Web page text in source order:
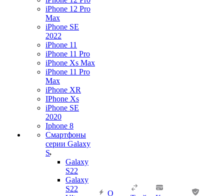
iPhone 12 Pro
Max
iPhone SE
2022
iPhone 11
iPhone 11 Pro
iPhone Xs Max
iPhone 11 Pro
Max
iPhone XR
IPhone Xs
iPhone SE
2020
Iphone 8
Смартфоны
серии Galaxy
S
Galaxy
S22
Galaxy
S22
О